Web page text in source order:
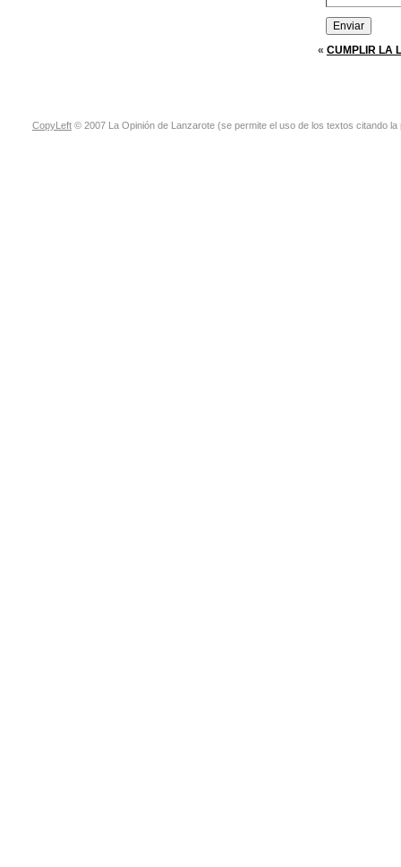
« CUMPLIR LA
CopyLeft © 2007 La Opinión de Lanzarote (se permite el uso de los textos citando